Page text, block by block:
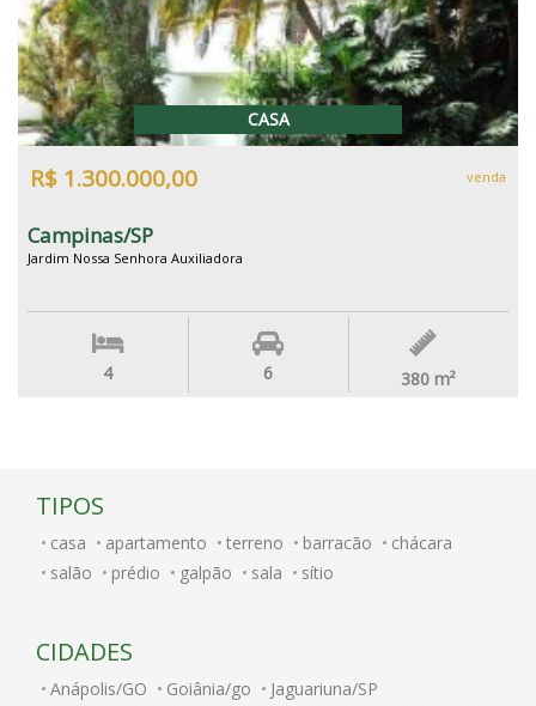
CASA
R$ 1.300.000,00 venda
Campinas/SP
Jardim Nossa Senhora Auxiliadora
4 6 380 m²
TIPOS
casa apartamento terreno barracão
chácara
salão
prédio galpão sala sítio
CIDADES
Anápolis/GO Goiânia/go
Jaguariuna/SP